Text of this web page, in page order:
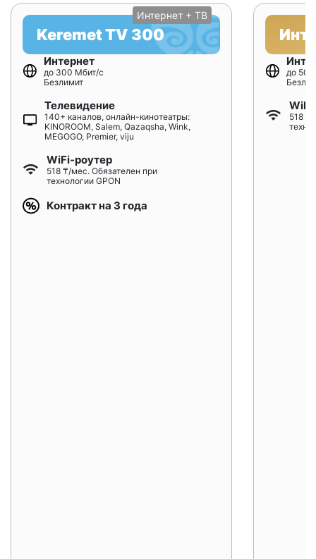
Интернет + ТВ
Keremet TV 300
Интернет
до 300 Мбит/с
Безлимит
Телевидение
140+ каналов, онлайн-кинотеатры:
KINOROOM, Salem, Qazaqsha, Wink,
MEGOGO, Premier, viju
WiFi-роутер
518 ₸/мес. Обязателен при
технологии GPON
Контракт на 3 года
до
518